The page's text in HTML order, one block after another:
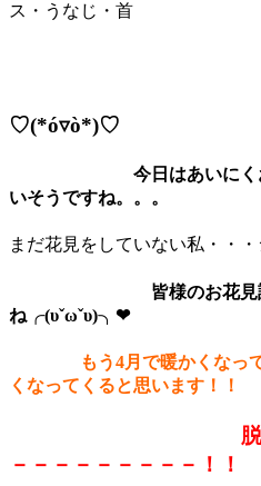
ス・うなじ・首
こん
♡(*ó▿ò*)♡
今日はあいにくお天
いそうですね。。。
まだ花見をしていない私・・
皆様のお花見話たっ
ね╭(υˇωˇυ)╮❤
もう4月で暖かくなって
くなってくると思います！！
－－－－－－－－－！！